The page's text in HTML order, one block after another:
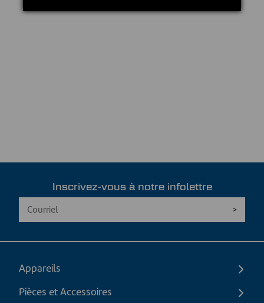
Inscrivez-vous à notre infolettre
Appareils
Pièces et Accessoires